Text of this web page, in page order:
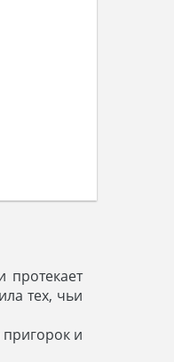
протекает
тех, чьи
и